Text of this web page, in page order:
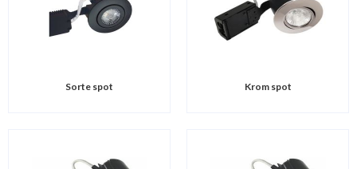
Sorte spot Krom spot